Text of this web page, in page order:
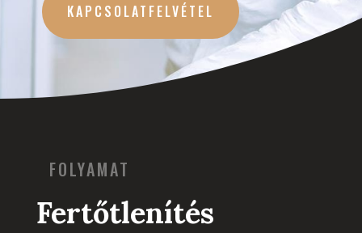
KAPCSOLATFELVÉTEL
FOLYAMAT
Fertőtlenítés